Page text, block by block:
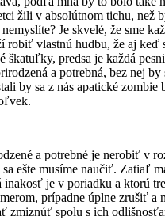
žili v absolútnom tichu, než
Je skvelé, že sme
robiť vlastnú hudbu, že aj keď
škatuľky, predsa je každá
a potrebná, bez nej by
by sa z nás apatické
a potrebné je nerobiť v
ešte musíme naučiť. Zatiaľ
je v poriadku a ktorú
prípadne úplne zrušiť a
zmiznúť spolu s ich